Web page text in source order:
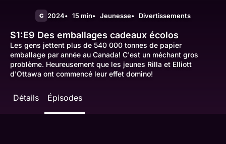
G 2024 15 min Jeunesse Divertissements
S1:E9 Des emballages cadeaux écolos
Les gens jettent plus de 540 000 tonnes de papier
emballage par année au Canada! C'est un méchant gros
problème. Heureusement que les jeunes Rilla et Elliott
d'Ottawa ont commencé leur effet domino!
Détails Épisodes